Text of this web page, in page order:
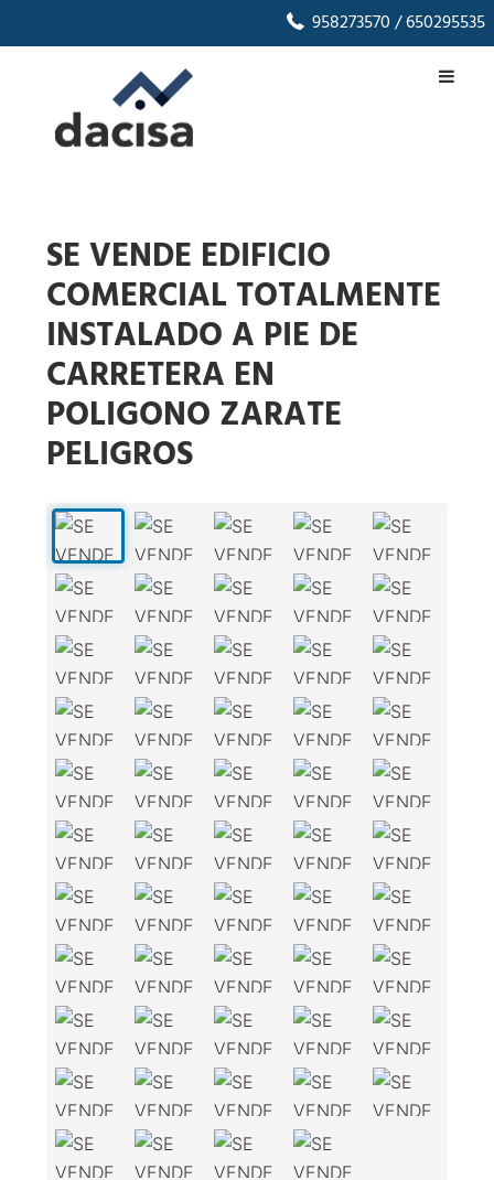
958273570/ 650295535
SE VENDE EDIFICIO
COMERCIAL TOTALMENTE
INSTALADO A PIE DE
CARRETERA EN
POLIGONO ZARATE
PELIGROS